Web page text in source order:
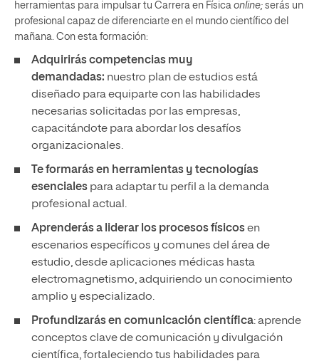
herramientas para impulsar tu Carrera en Física online; serás un
profesional capaz de diferenciarte en el mundo científico del
mañana. Con esta formación:
Adquirirás competencias muy
demandadas: nuestro plan de estudios está
diseñado para equiparte con las habilidades
necesarias solicitadas por las empresas,
capacitándote para abordar los desafíos
organizacionales.
Te formarás en herramientas y tecnologías
esenciales para adaptar tu perfil a la demanda
profesional actual.
Aprenderás a liderar los procesos físicosen
escenarios específicos y comunes del área de
estudio, desde aplicaciones médicas hasta
electromagnetismo, adquiriendo un conocimiento
amplio y especializado.
Profundizarás en comunicación científica: aprende
conceptos clave de comunicación y divulgación
científica, fortaleciendo tus habilidades para